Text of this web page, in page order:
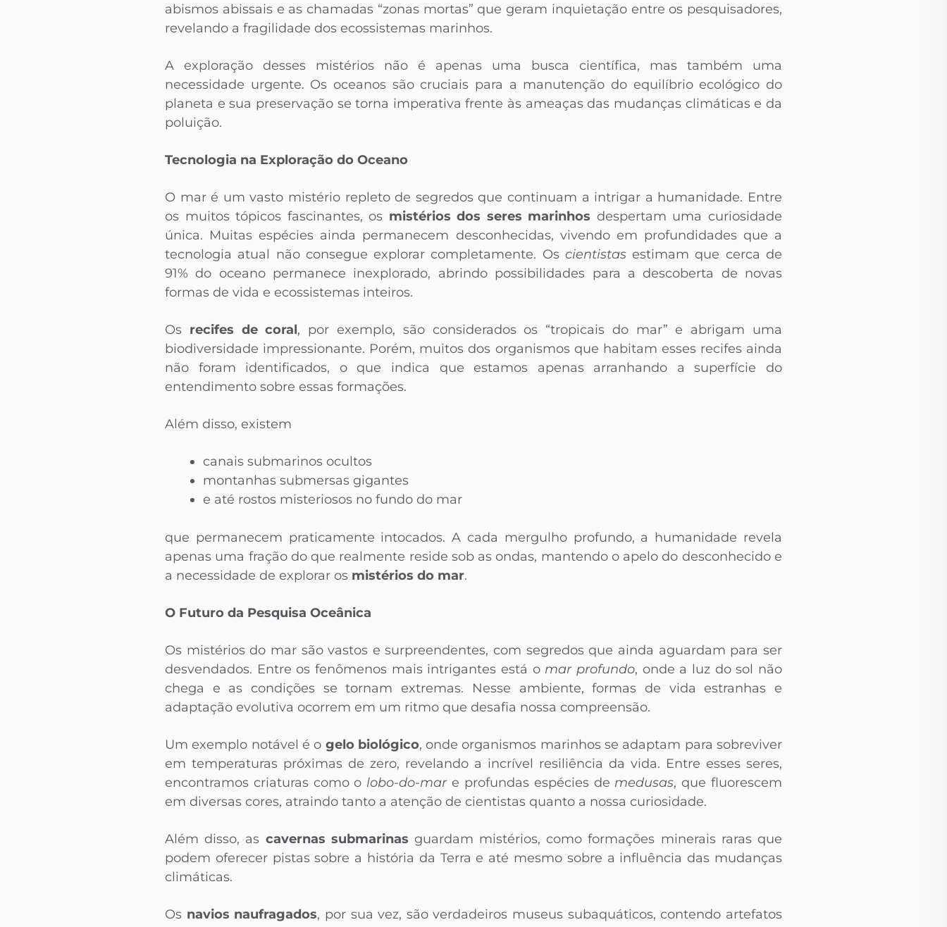
abismos abissais e as chamadas “zonas mortas” que geram inquietação entre os pesquisadores,
revelando a fragilidade dos ecossistemas marinhos.
A exploração desses mistérios não é apenas uma busca científica, mas também uma
necessidade urgente. Os oceanos são cruciais para a manutenção do equilíbrio ecológico do
planeta e sua preservação se torna imperativa frente às ameaças das mudanças climáticas e da
poluição.
Tecnologia na Exploração do Oceano
O mar é um vasto mistério repleto de segredos que continuam a intrigar a humanidade. Entre
os muitos tópicos fascinantes, os mistérios dos seres marinhos despertam uma curiosidade
única. Muitas espécies ainda permanecem desconhecidas, vivendo em profundidades que a
tecnologia atual não consegue explorar completamente. Os cientistasestimam que cerca de
91% do oceano permanece inexplorado, abrindo possibilidades para a descoberta de novas
formas de vida e ecossistemas inteiros.
Os recifes de coral, por exemplo, são considerados os “tropicais do mar” e abrigam uma
biodiversidade impressionante. Porém, muitos dos organismos que habitam esses recifes ainda
não foram identificados, o que indica que estamos apenas arranhando a superfície do
entendimento sobre essas formações.
Além disso, existem
canais submarinos ocultos
montanhas submersas gigantes
e até rostos misteriosos no fundo do mar
que permanecem praticamente intocados. A cada mergulho profundo, a humanidade revela
apenas uma fração do que realmente reside sob as ondas, mantendo o apelo do desconhecido e
a necessidade de explorar os mistérios do mar.
O Futuro da Pesquisa Oceânica
Os mistérios do mar são vastos e surpreendentes, com segredos que ainda aguardam para ser
desvendados. Entre os fenômenos mais intrigantes está o mar profundo, onde a luz do sol não
chega e as condições se tornam extremas. Nesse ambiente, formas de vida estranhas e
adaptação evolutiva ocorrem em um ritmo que desafia nossa compreensão.
Um exemplo notável é o gelo biológico, onde organismos marinhos se adaptam para sobreviver
em temperaturas próximas de zero, revelando a incrível resiliência da vida. Entre esses seres,
encontramos criaturas como o lobo-do-mare profundas espécies de medusas, que fluorescem
em diversas cores, atraindo tanto a atenção de cientistas quanto a nossa curiosidade.
Além disso, as cavernas submarinas guardam mistérios, como formações minerais raras que
podem oferecer pistas sobre a história da Terra e até mesmo sobre a influência das mudanças
climáticas.
Os navios naufragados, por sua vez, são verdadeiros museus subaquáticos, contendo artefatos